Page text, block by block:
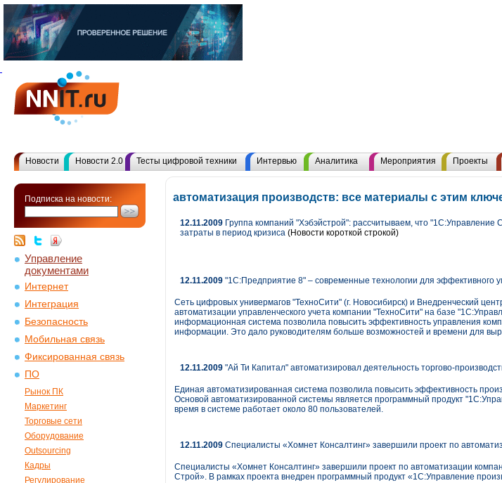
Новости Новости 2.0 Тесты цифровой техники Интервью Аналитика Мероприятия Проекты
Подписка на новости:
Управление
документами
Интернет
Интеграция
Безопасность
Мобильная связь
Фиксированная связь
ПО
Рынок ПК
Маркетинг
Торговые сети
Оборудование
Outsourcing
Кадры
Регулирование
автоматизация производств: все материалы с этим
12.11.2009 Группа компаний "Хэбэйстрой": рассчитываем, что
затраты в период кризиса (Новости короткой строкой)
12.11.2009 "1С:Предприятие 8" – современные технологии для эффективного
Сеть цифровых универмагов "ТехноСити" (г. Новосибирск) и Внедренческий
автоматизации управленческого учета компании "ТехноСити" на базе
информационная система позволила повысить эффективность управления
информации. Это дало руководителям больше возможностей и времени для
12.11.2009 "Ай Ти Капитал" автоматизировал деятельность торгово-
Единая автоматизированная система позволила повысить эффективность
Основой автоматизированной системы является программный продукт
время в системе работает около 80 пользователей.
12.11.2009 Специалисты «Хомнет Консалтинг» завершили проект по
Специалисты «Хомнет Консалтинг» завершили проект по автоматизации
Строй». В рамках проекта внедрен программный продукт «1С:Управление